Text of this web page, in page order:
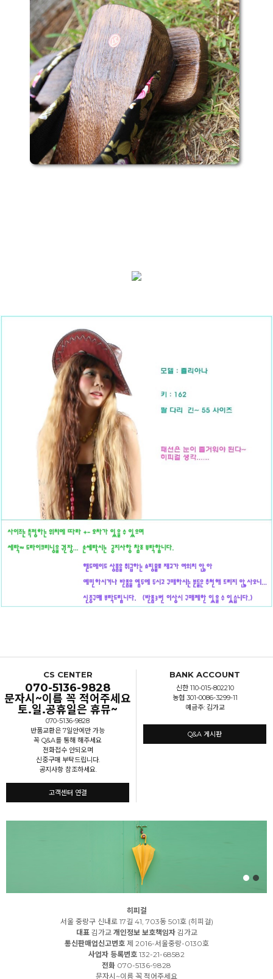
CS CENTER
070-5136-9828
문자시~이름 꼭 적어주세요
토.일.공휴일은 휴뮤~
070-5136-9828
반품교환은 7일안에만 가능
꼭 Q&A를 통해 해주세요
전화접수 안되오며
신중구매 부탁드립니다.
공지사항 참조하세요.
고객센터 연결
BANK ACCOUNT
신한 110-015-802210
농협 301-0086-3299-11
예금주: 김가교
Q&A 게시판
히피걸
서울 중랑구 신내로 17길 41, 703동 501호 (히피걸)
대표김가교 개인정보 보호책임자김가교
통신판매업신고번호제 2016-서울중랑-0130호
사업자 등록번호 132-21-68582
전화 070-5136-9828
문자시~이름 꼭 적어주세요